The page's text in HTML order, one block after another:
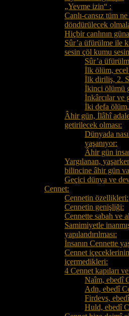
„Yevme izin“ :
Canlı-cansız tüm
döndürülecek
Hiçbir canlının
Sûr’a üfürülme ile
sesin çöl kumu
Sûr’a
İlk ölüm, ecel
İlk diriliş, 2.
İkinci ölümü
İnkârcılar ve
İki defa
Âhir gün, İlâhî
getirilecek olması:
Dünyada
yaşanıyor:
Âhir gün
Yargılanan,
bilincine âhir gün
Geçici dünya ve
Cennet:
Cennetin özellikleri:
Cennetin genişliği:
Cennette sabah ve
Samimiyetle
yapılandırılması:
İnsanın Cennette
Cennet
içermedikleri:
4 Cennet kapıları
Naîm, ebedî
Adn, ebedî
Firdevs,
Huld, ebedî